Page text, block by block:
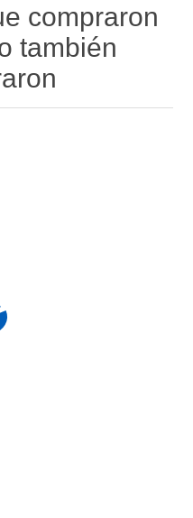
compraron
también